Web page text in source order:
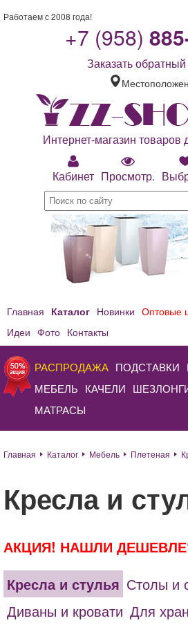
Работаем с 2008 года!
+7 (958)
Заказать обратный
Интернет-магазин товаров
Кабинет Просмотр.
Главная Каталог Новинки Оптовые
Идеи Фото Контакты
РАСПРОДАЖА ПОДСТАВКИ
МЕБЕЛЬ КАЧЕЛИ
МАТРАСЫ
Главная Каталог Мебель Плетеная
Кресла и
АКЦИЯ! НАШЛИ
Кресла и стулья Столы и
Диваны и кровати Для